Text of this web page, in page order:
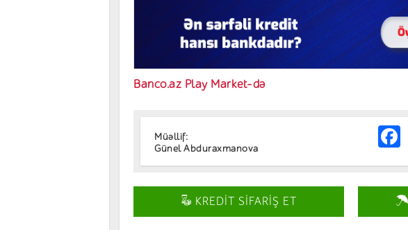
Banco.az Play Market-də
Müəllif:
Günel Abduraxmanova
KREDİT SİFARİŞ ET